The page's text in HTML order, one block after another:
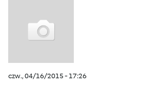
czw., 04/16/2015 - 17:26